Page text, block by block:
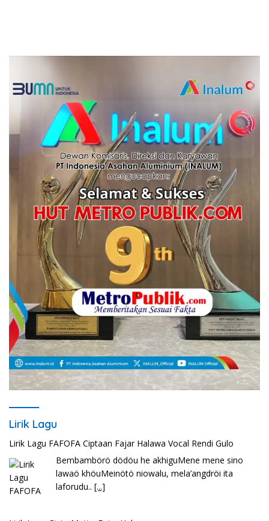
Lirik Lagu
Lirik Lagu FAFOFA Ciptaan Fajar Halawa Vocal Rendi Gulo
Bembambörö dödöu he akhiguMene mene sino
lawaö khöuMeinötö niowalu, mela’angdröi ita
laforudu..[...]